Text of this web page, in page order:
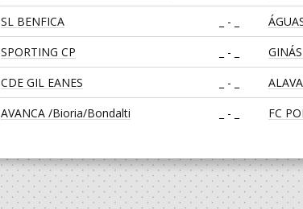
SL BENFICA _ - _
SPORTING CP _ - _
CDE GIL EANES _ - _
AVANCA /Bioria/Bondalti _ - _ FC
SL BENFICA _ - _ CD